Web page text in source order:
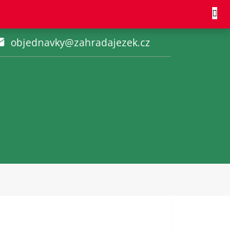
objednavky@zahradajezek.cz